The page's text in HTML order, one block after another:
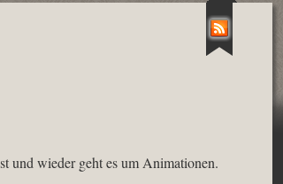
und wieder geht es um Animationen.